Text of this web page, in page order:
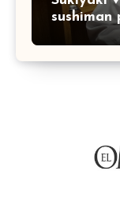
sushiman